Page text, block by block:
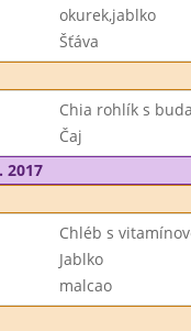
okurek,jablko
Šťáva
Chia rohlík s
Čaj
2017
Chléb s
Jablko
malcao